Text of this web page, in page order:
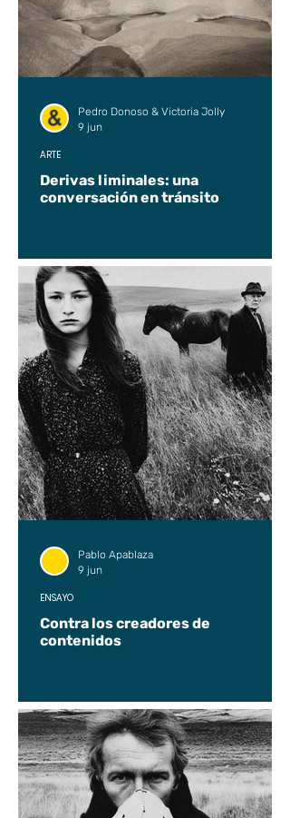
Derivas liminales: una
conversación en tránsito
ARTE
Pedro Donoso & Victoria Jolly
9 jun
Contra los creadores de
contenidos
ENSAYO
Pablo Apablaza
9 jun